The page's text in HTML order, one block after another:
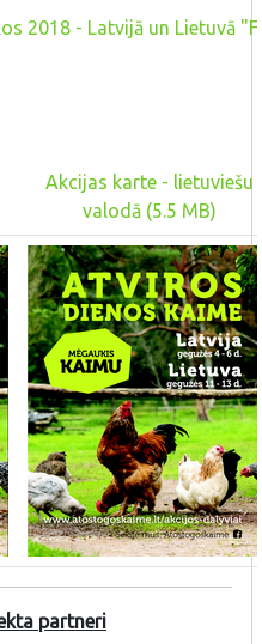
2018 - Latvijā un Lietuvā
Akcijas karte - lietuviešu
valodā (5.5 MB)
partneri